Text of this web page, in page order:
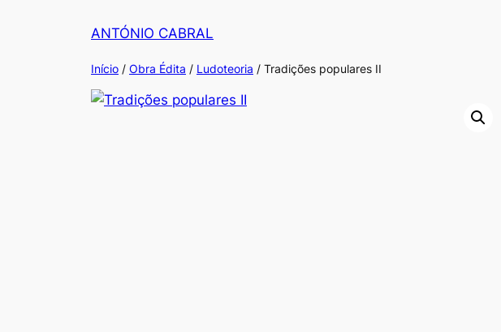
ANTÓNIO CABRAL
Início / Obra Édita / Ludoteoria / Tradições populares II